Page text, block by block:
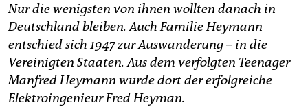
Nur die wenigsten von ihnen wollten danach in
Deutschland bleiben. Auch Familie Heymann
entschied sich 1947 zur Auswanderung – in die
Vereinigten Staaten. Aus dem verfolgten Teenager
Manfred Heymann wurde dort der erfolgreiche
Elektroingenieur Fred Heyman.